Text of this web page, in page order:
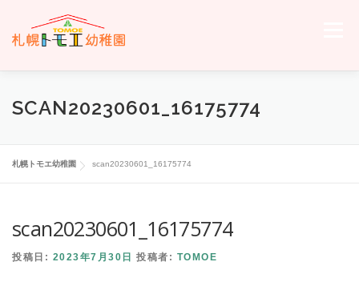
ツ
ホーム トモエについて トモエの日々
交通案内 お問い合わせ トモエメンバーサイトへ
SCAN20230601_16175774
札幌トモエ幼稚園 scan20230601_16175774
scan20230601_16175774
投稿日: 2023年7月30日 投稿者: TOMOE